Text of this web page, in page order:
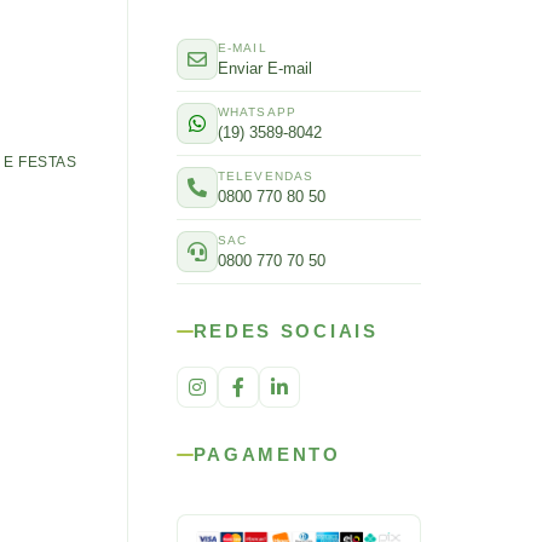
FESTAS
E-MAIL
Enviar E-mail
WHATSAPP
(19) 3589-8042
TELEVENDAS
0800 770 80 50
SAC
0800 770 70 50
REDES SOCIAIS
PAGAMENTO